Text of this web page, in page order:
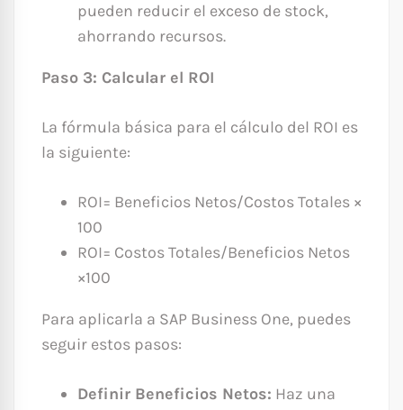
pueden reducir el exceso de stock,
ahorrando recursos.
Paso 3: Calcular el ROI
La fórmula básica para el cálculo del ROI es
la siguiente:
ROI= Beneficios Netos/Costos Totales ×
100
ROI= Costos Totales/Beneficios Netos
×100
Para aplicarla a SAP Business One, puedes
seguir estos pasos:
Definir Beneficios Netos: Haz una